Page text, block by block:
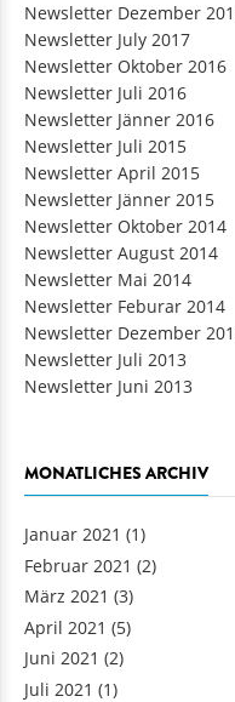
Newsletter Dezember
Newsletter July 2017
Newsletter Oktober 2016
Newsletter Juli 2016
Newsletter Jänner 2016
Newsletter Juli 2015
Newsletter April 2015
Newsletter Jänner 2015
Newsletter Oktober 2014
Newsletter August 2014
Newsletter Mai 2014
Newsletter Feburar 2014
Newsletter Dezember
Newsletter Juli 2013
Newsletter Juni 2013
MONATLICHES ARCHIV
Januar 2021 (1)
Februar 2021 (2)
März 2021 (3)
April 2021 (5)
Juni 2021 (2)
Juli 2021 (1)